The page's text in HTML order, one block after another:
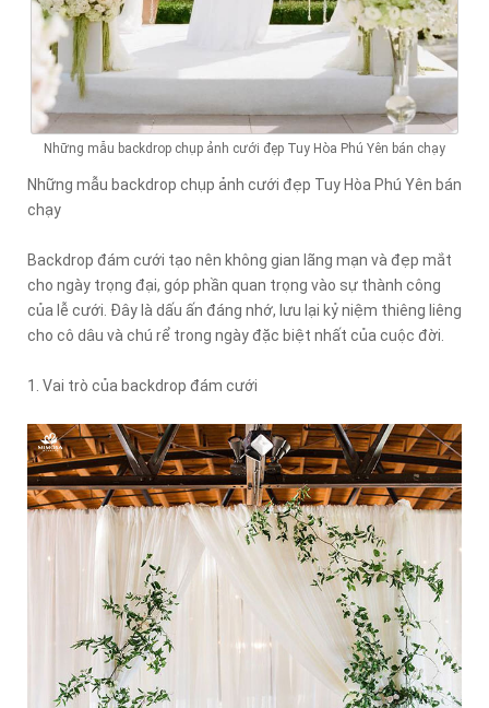
Những mẫu backdrop chụp ảnh cưới đẹp Tuy Hòa Phú Yên bán chạy
Những mẫu backdrop chụp ảnh cưới đẹp Tuy Hòa Phú Yên bán
chạy
Backdrop đám cưới tạo nên không gian lãng mạn và đẹp mắt
cho ngày trọng đại, góp phần quan trọng vào sự thành công
của lễ cưới. Đây là dấu ấn đáng nhớ, lưu lại kỷ niệm thiêng liêng
cho cô dâu và chú rể trong ngày đặc biệt nhất của cuộc đời.
1. Vai trò của backdrop đám cưới